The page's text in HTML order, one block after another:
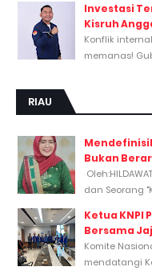
Investasi
Kisruh
Konflik
memanas!
RIAU
Bukan
dan Seorang
Ketua KNPI
Bersama
Komite
mendatangi